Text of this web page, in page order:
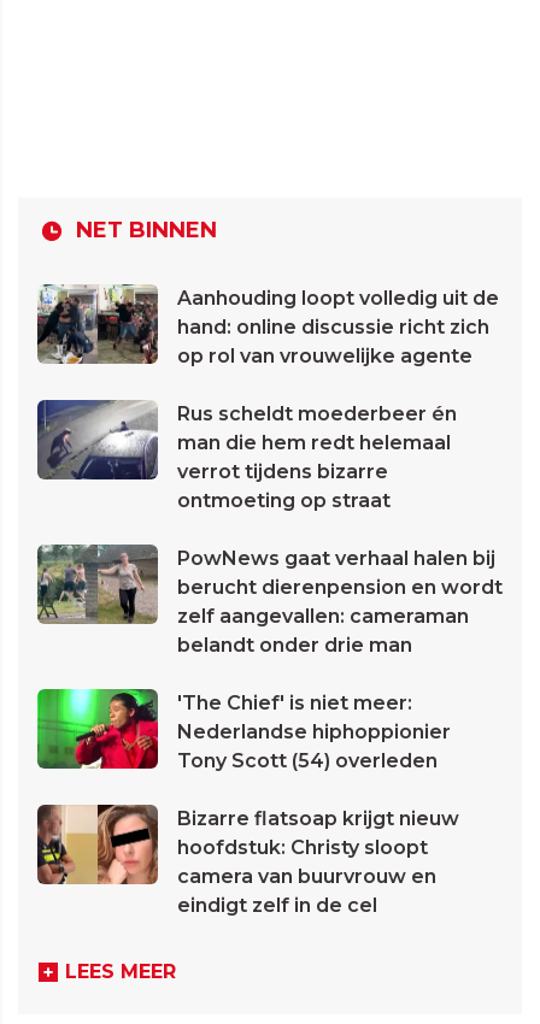
NET BINNEN
Aanhouding loopt volledig uit de
hand: online discussie richt zich
op rol van vrouwelijke agente
Rus scheldt moederbeer én
man die hem redt helemaal
verrot tijdens bizarre
ontmoeting op straat
PowNews gaat verhaal halen bij
berucht dierenpension en wordt
zelf aangevallen: cameraman
belandt onder drie man
'The Chief' is niet meer:
Nederlandse hiphoppionier
Tony Scott (54) overleden
Bizarre flatsoap krijgt nieuw
hoofdstuk: Christy sloopt
camera van buurvrouw en
eindigt zelf in de cel
LEES MEER